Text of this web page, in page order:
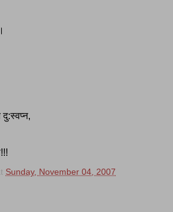
Sunday, November 04, 2007